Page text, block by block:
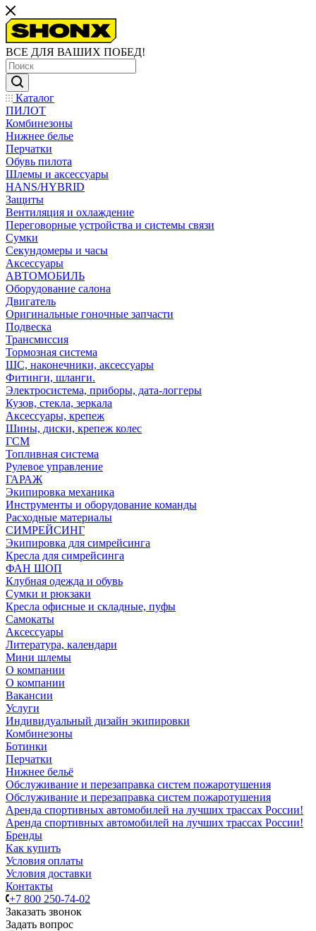
ВСЕ ДЛЯ ВАШИХ ПОБЕД!
Каталог
ПИЛОТ
Комбинезоны
Нижнее белье
Перчатки
Обувь пилота
Шлемы и аксессуары
HANS/HYBRID
Защиты
Вентиляция и охлаждение
Переговорные устройства и системы связи
Сумки
Секундомеры и часы
Аксессуары
АВТОМОБИЛЬ
Оборудование салона
Двигатель
Оригинальные гоночные запчасти
Подвеска
Трансмиссия
Тормозная система
ШС, наконечники, аксессуары
Фитинги, шланги.
Электросистема, приборы, дата-логгеры
Кузов, стекла, зеркала
Аксессуары, крепеж
Шины, диски, крепеж колес
ГСМ
Топливная система
Рулевое управление
ГАРАЖ
Экипировка механика
Инструменты и оборудование команды
Расходные материалы
СИМРЕЙСИНГ
Экипировка для симрейсинга
Кресла для симрейсинга
ФАН ШОП
Клубная одежда и обувь
Сумки и рюкзаки
Кресла офисные и складные, пуфы
Самокаты
Аксессуары
Литература, календари
Мини шлемы
О компании
О компании
Вакансии
Услуги
Индивидуальный дизайн экипировки
Комбинезоны
Ботинки
Перчатки
Нижнее бельё
Обслуживание и перезаправка систем пожаротушения
Обслуживание и перезаправка систем пожаротушения
Аренда спортивных автомобилей на лучших трассах России!
Аренда спортивных автомобилей на лучших трассах России!
Бренды
Как купить
Условия оплаты
Условия доставки
Контакты
+7 800 250-74-02
Заказать звонок
Задать вопрос